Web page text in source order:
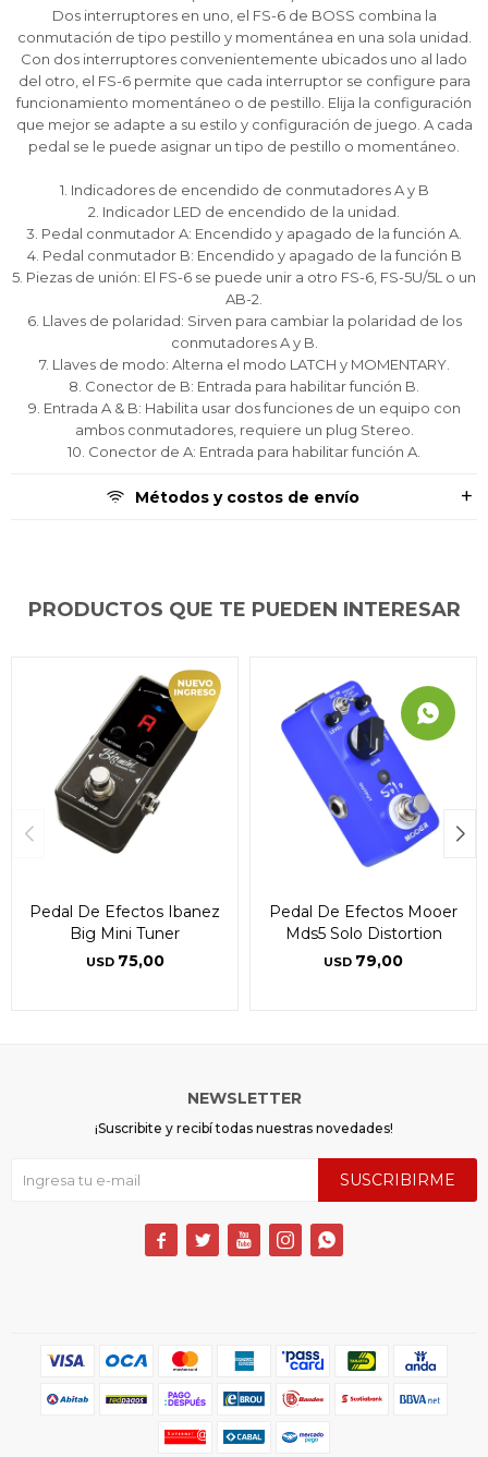
Dos interruptores en uno, el FS-6 de BOSS combina la
conmutación de tipo pestillo y momentánea en una sola unidad.
Con dos interruptores convenientemente ubicados uno al lado
del otro, el FS-6 permite que cada interruptor se configure para
funcionamiento momentáneo o de pestillo. Elija la configuración
que mejor se adapte a su estilo y configuración de juego. A cada
pedal se le puede asignar un tipo de pestillo o momentáneo.
1. Indicadores de encendido de conmutadores A y B
2. Indicador LED de encendido de la unidad.
3. Pedal conmutador A: Encendido y apagado de la función A.
4. Pedal conmutador B: Encendido y apagado de la función B
5. Piezas de unión: El FS-6 se puede unir a otro FS-6, FS-5U/5L o un
AB-2.
6. Llaves de polaridad: Sirven para cambiar la polaridad de los
conmutadores A y B.
7. Llaves de modo: Alterna el modo LATCH y MOMENTARY.
8. Conector de B: Entrada para habilitar función B.
9. Entrada A & B: Habilita usar dos funciones de un equipo con
ambos conmutadores, requiere un plug Stereo.
10. Conector de A: Entrada para habilitar función A.
Métodos y costos de envío
PRODUCTOS QUE TE PUEDEN INTERESAR
Pedal De Efectos Ibanez
Big Mini Tuner
USD 75,00
Pedal De Efectos Mooer
Mds5 Solo Distortion
USD 79,00
Comprá ahora y Pagá
Después, hasta en 12
cuotas y sin tocar tu
tarjeta de crédito
12 cuotas * ¡Solo con tu cédula!
* sujeto aprobación crediticia.
Verifica si estás calificado para comprar con
Pago Después:
Cédula de identidad
Fecha de nacimiento
Día Mes Año
Continuar
Estás calificado para comprar usando Pago
Después.
¡Tenés hasta
para comprar en las cuotas que
Elegí tus productos preferidos
Elegís Pago Después como metodo de pago
* sujeto a aprobación crediticia. El monto disponible
puede variar por comercio
Ups!
Parece que no tenes oferta, lamentamos
el inconveniente, por cualquier duda
preguntas@pagodespues.com.uy
¡Algo salió mal!
NEWSLETTER
¡Suscribite y recibí todas nuestras novedades!
SUSCRIBIRME
    
Comprá ahora y Pagá
Después, hasta en 12
cuotas y sin tocar tu
tarjeta de crédito
12 cuotas * ¡Solo con tu cédula!
* sujeto aprobación crediticia.
Verifica si estás calificado para comprar con
Pago Después:
Cédula de identidad
Fecha de nacimiento
Día Mes Año
Continuar
Estás calificado para comprar usando Pago
Después.
¡Tenés hasta
para comprar en las cuotas que
Elegí tus productos preferidos
Elegís Pago Después como metodo de pago
* sujeto a aprobación crediticia. El monto disponible
puede variar por comercio
Ups!
Parece que no tenes oferta, lamentamos
el inconveniente, por cualquier duda
preguntas@pagodespues.com.uy
¡Algo salió mal!
Comprá ahora y Pagá
Después, hasta en 12
cuotas y sin tocar tu
tarjeta de crédito
12 cuotas * ¡Solo con tu cédula!
* sujeto aprobación crediticia.
Verifica si estás calificado para comprar con
Pago Después:
Cédula de identidad
Fecha de nacimiento
Día Mes Año
Continuar
Estás calificado para comprar usando Pago
Después.
¡Tenés hasta
para comprar en las cuotas que
Elegí tus productos preferidos
Elegís Pago Después como metodo de pago
* sujeto a aprobación crediticia. El monto disponible
puede variar por comercio
Ups!
Parece que no tenes oferta, lamentamos
el inconveniente, por cualquier duda
preguntas@pagodespues.com.uy
¡Algo salió mal!